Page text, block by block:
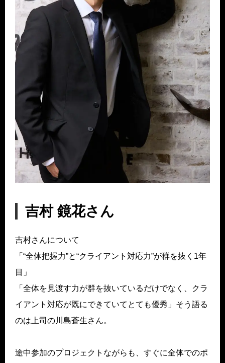
吉村 鏡花さん
吉村さんについて
「“全体把握力”と“クライアント対応力”が群を抜く1年
目」
「全体を見渡す力が群を抜いているだけでなく、クラ
イアント対応が既にできていてとても優秀」そう語る
のは上司の川島蒼生さん。
途中参加のプロジェクトながらも、すぐに全体でのポ